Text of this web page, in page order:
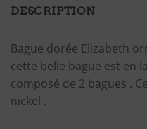
DESCRIPTION
Bague dorée Elizabeth
cette belle bague est en
composé de 2 bagues .
nickel .